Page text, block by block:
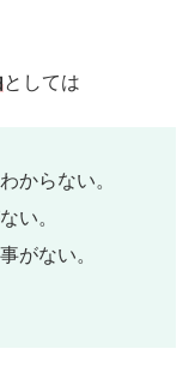
としては
からない。
い。
がない。